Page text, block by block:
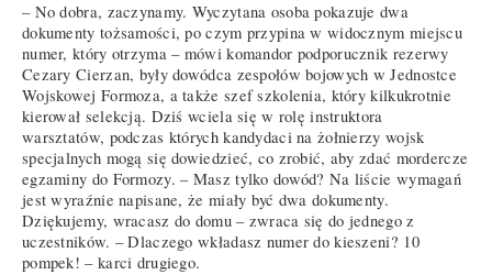
– No dobra, zaczynamy. Wyczytana osoba pokazuje dwa
dokumenty tożsamości, po czym przypina w widocznym miejscu
numer, który otrzyma – mówi komandor podporucznik rezerwy
Cezary Cierzan, były dowódca zespołów bojowych w Jednostce
Wojskowej Formoza, a także szef szkolenia, który kilkukrotnie
kierował selekcją. Dziś wciela się w rolę instruktora
warsztatów, podczas których kandydaci na żołnierzy wojsk
specjalnych mogą się dowiedzieć, co zrobić, aby zdać mordercze
egzaminy do Formozy. – Masz tylko dowód? Na liście wymagań
jest wyraźnie napisane, że miały być dwa dokumenty.
Dziękujemy, wracasz do domu – zwraca się do jednego z
uczestników. – Dlaczego wkładasz numer do kieszeni? 10
pompek! – karci drugiego.